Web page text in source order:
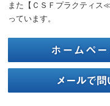
また【ＣＳＦプラクティ
っています。